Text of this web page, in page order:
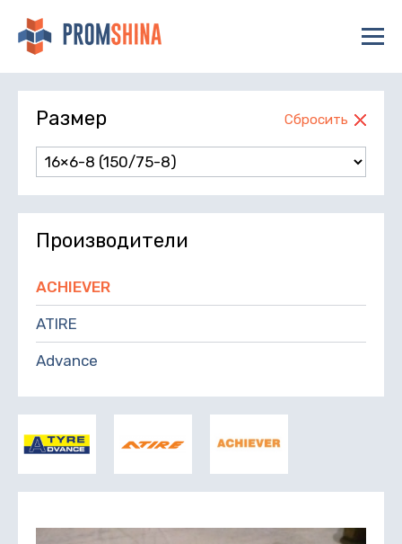
Сбросить
Размер
Производители
ACHIEVER
ATIRE
Advance